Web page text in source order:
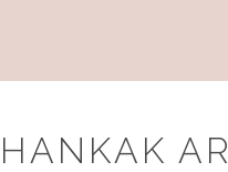
HANKAK